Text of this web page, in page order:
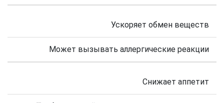
Ускоряет обмен веществ
Может вызывать аллергические реакции
Снижает аппетит